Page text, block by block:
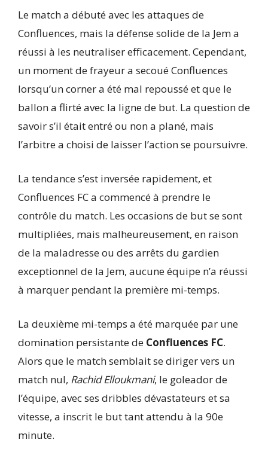
Le match a débuté avec les attaques de
Confluences, mais la défense solide de la Jem a
réussi à les neutraliser efficacement. Cependant,
un moment de frayeur a secoué Confluences
lorsqu’un corner a été mal repoussé et que le
ballon a flirté avec la ligne de but. La question de
savoir s’il était entré ou non a plané, mais
l’arbitre a choisi de laisser l’action se poursuivre.
La tendance s’est inversée rapidement, et
Confluences FC a commencé à prendre le
contrôle du match. Les occasions de but se sont
multipliées, mais malheureusement, en raison
de la maladresse ou des arrêts du gardien
exceptionnel de la Jem, aucune équipe n’a réussi
à marquer pendant la première mi-temps.
La deuxième mi-temps a été marquée par une
domination persistante de Confluences FC.
Alors que le match semblait se diriger vers un
match nul, Rachid Elloukmani, le goleador de
l’équipe, avec ses dribbles dévastateurs et sa
vitesse, a inscrit le but tant attendu à la 90e
minute.